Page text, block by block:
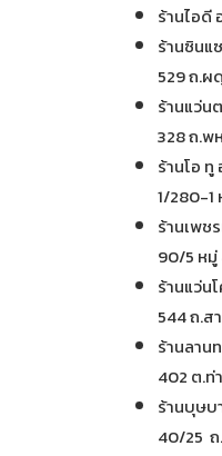
ร้านไอดี
ร้านซินแ
529 ถ.ผ
ร้านแว่น
328 ถ.พ
ร้านโอ
1/280-1
ร้านเพช
90/5 ห
ร้านแว่น
544 ถ.ส
ร้านลาน
402 ต.
ร้านบุษบ
40/25 ถ